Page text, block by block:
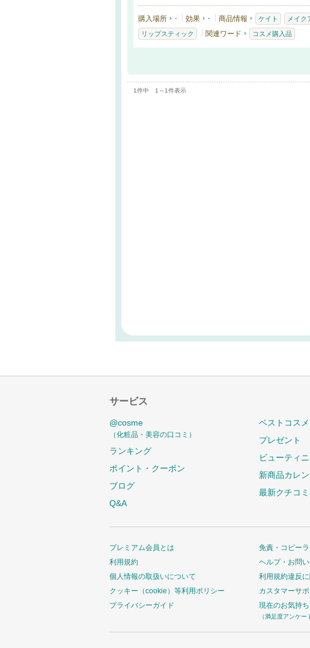
購入場所 - 効果 - 商品情報 ケイト メイク
リップスティック 関連ワード コスメ購入品
1件中 1～1件表示
サービス
@cosme
（化粧品・美容の口コミ）
ランキング
ポイント・クーポン
ブログ
Q&A
ベストコスメ
プレゼント
ビューティ
新商品カレ
最新クチコミ
プレミアム会員とは
利用規約
個人情報の取扱いについて
クッキー（cookie）等利用ポリシー
プライバシーガイド
免責・コピーラ
ヘルプ・お問
利用規約違反
カスタマーサ
現在のお気持
（満足度アンケー